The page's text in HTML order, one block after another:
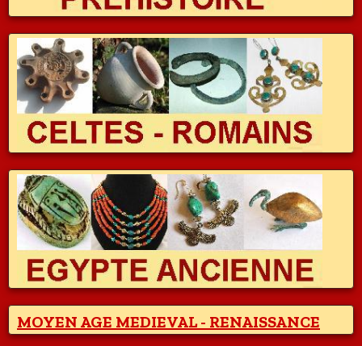
MOYEN AGE MEDIEVAL - RENAISSANCE